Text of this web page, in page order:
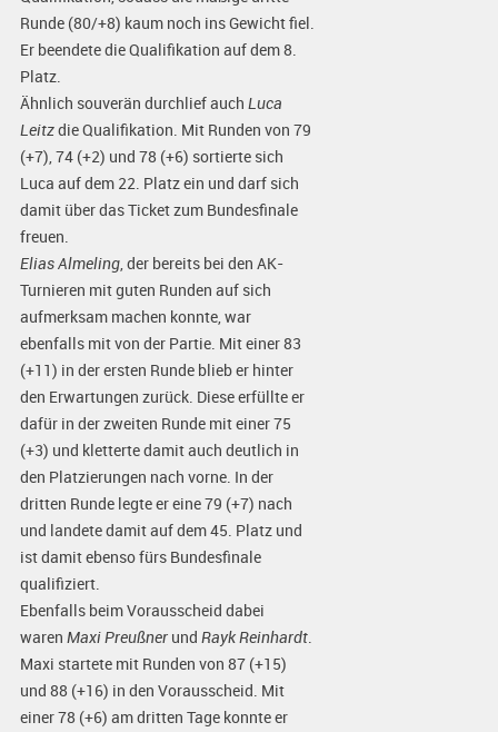
Runde (80/+8) kaum noch ins Gewicht fiel.
Er beendete die Qualifikation auf dem 8.
Platz.
Ähnlich souverän durchlief auch Luca
Leitzdie Qualifikation. Mit Runden von 79
(+7), 74 (+2) und 78 (+6) sortierte sich
Luca auf dem 22. Platz ein und darf sich
damit über das Ticket zum Bundesfinale
freuen.
Elias Almeling, der bereits bei den AK-
Turnieren mit guten Runden auf sich
aufmerksam machen konnte, war
ebenfalls mit von der Partie. Mit einer 83
(+11) in der ersten Runde blieb er hinter
den Erwartungen zurück. Diese erfüllte er
dafür in der zweiten Runde mit einer 75
(+3) und kletterte damit auch deutlich in
den Platzierungen nach vorne. In der
dritten Runde legte er eine 79 (+7) nach
und landete damit auf dem 45. Platz und
ist damit ebenso fürs Bundesfinale
qualifiziert.
Ebenfalls beim Vorausscheid dabei
waren Maxi Preußnerund Rayk Reinhardt.
Maxi startete mit Runden von 87 (+15)
und 88 (+16) in den Vorausscheid. Mit
einer 78 (+6) am dritten Tage konnte er